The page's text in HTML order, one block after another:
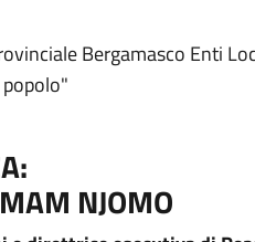
Bergamasco Enti
NJOMO